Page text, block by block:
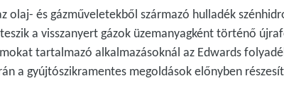
olaj- és gázműveletekből származó hulladék
a visszanyert gázok üzemanyagként történő
tartalmazó alkalmazásoknál az Edwards
a gyújtószikramentes megoldások előnyben